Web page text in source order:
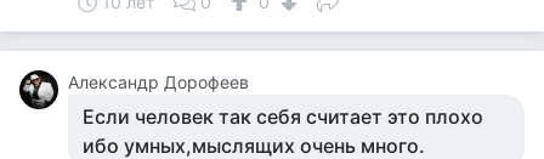
Александр Дорофеев
Если человек так себя считает это плохо
ибо умных,мыслящих очень много.